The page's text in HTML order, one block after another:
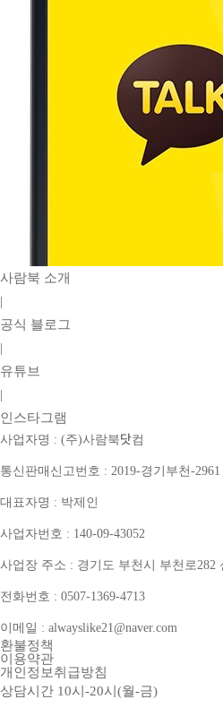
사람북 소개
|
공식 블로그
|
유튜브
|
인스타그램
사업자명 : (주)사람북닷컴
통신판매신고번호 : 2019-경기부천-2961
대표자명 : 박제인
사업자번호 : 140-09-43052
사업장 주소 : 경기도 부천시 부천로282
전화번호 : 0507-1369-4713
이메일 : alwayslike21@naver.com
환불정책
이용약관
개인정보취급방침
상담시간 10시-20시(월-금)